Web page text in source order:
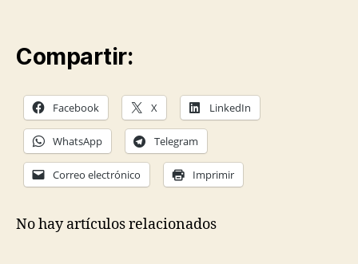
Compartir:
Facebook X LinkedIn
WhatsApp Telegram
Correo electrónico Imprimir
No hay artículos relacionados